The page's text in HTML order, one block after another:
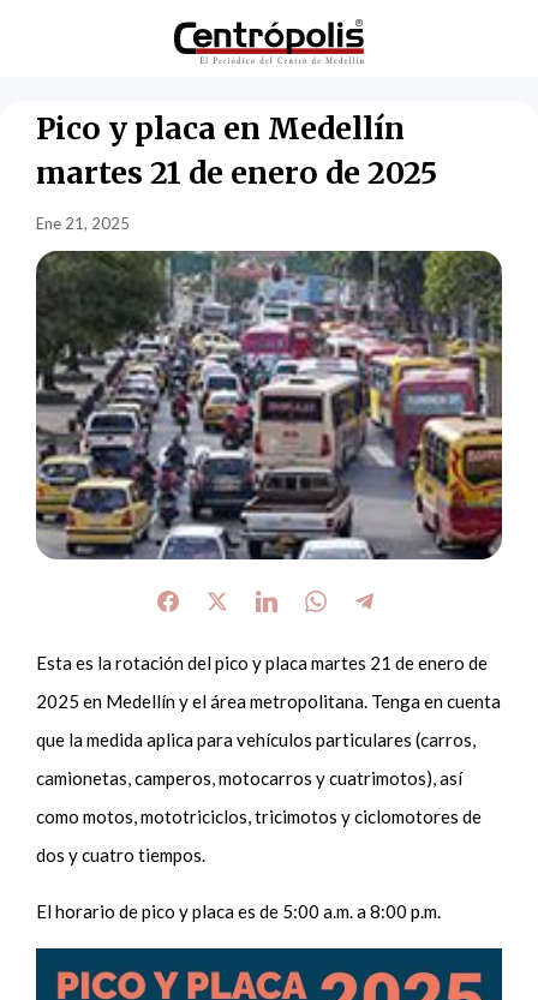
Pico y placa en Medellín
martes 21 de enero de 2025
Ene 21, 2025
Esta es la rotación del pico y placa martes 21 de enero de
2025 en Medellín y el área metropolitana. Tenga en cuenta
que la medida aplica para vehículos particulares (carros,
camionetas, camperos, motocarros y cuatrimotos), así
como motos, mototriciclos, tricimotos y ciclomotores de
dos y cuatro tiempos.
El horario de pico y placa es de 5:00 a.m. a 8:00 p.m.